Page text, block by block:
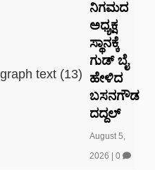
ನಿಗಮದ
ಅಧ್ಯಕ್ಷ
ಸ್ಥಾನಕ್ಕೆ
ಗುಡ್‌ ಬೈ
ಹೇಳಿದ
ಬಸನಗೌಡ
ದದ್ದಲ್
August 5,
2026
0